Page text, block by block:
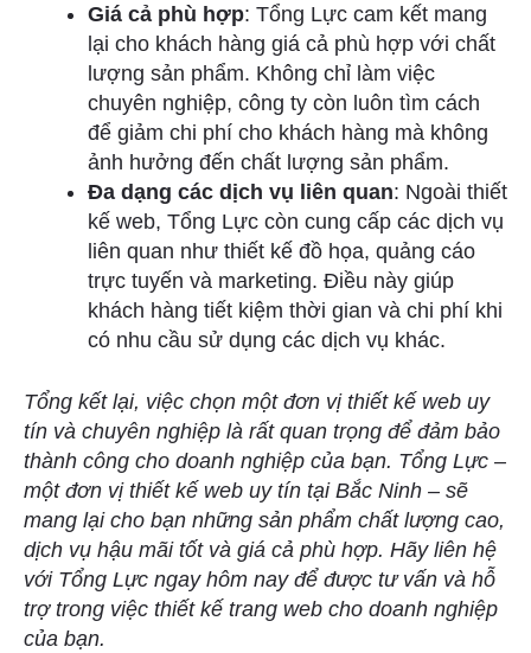
Giá cả phù hợp: Tổng Lực cam kết mang
lại cho khách hàng giá cả phù hợp với chất
lượng sản phẩm. Không chỉ làm việc
chuyên nghiệp, công ty còn luôn tìm cách
để giảm chi phí cho khách hàng mà không
ảnh hưởng đến chất lượng sản phẩm.
Đa dạng các dịch vụ liên quan: Ngoài thiết
kế web, Tổng Lực còn cung cấp các dịch vụ
liên quan như thiết kế đồ họa, quảng cáo
trực tuyến và marketing. Điều này giúp
khách hàng tiết kiệm thời gian và chi phí khi
có nhu cầu sử dụng các dịch vụ khác.
Tổng kết lại, việc chọn một đơn vị thiết kế web uy
tín và chuyên nghiệp là rất quan trọng để đảm bảo
thành công cho doanh nghiệp của bạn. Tổng Lực –
một đơn vị thiết kế web uy tín tại Bắc Ninh – sẽ
mang lại cho bạn những sản phẩm chất lượng cao,
dịch vụ hậu mãi tốt và giá cả phù hợp. Hãy liên hệ
với Tổng Lực ngay hôm nay để được tư vấn và hỗ
trợ trong việc thiết kế trang web cho doanh nghiệp
của bạn.